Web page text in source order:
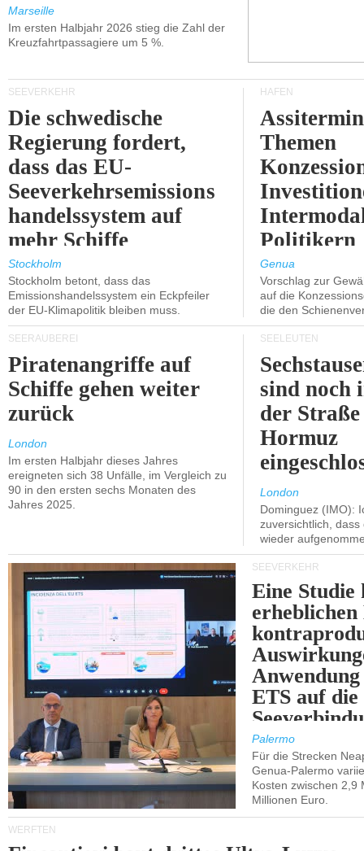
Marseille
Im ersten Halbjahr 2026 stieg die Zahl der
Kreuzfahrtpassagiere um 5 %.
SEEVERKEHR
Die schwedische
Regierung fordert,
dass das EU-
Seeverkehrsemissions
handelssystem auf
mehr Schiffe
ausgeweitet wird.
Stockholm
Stockholm betont, dass das
Emissionshandelssystem ein Eckpfeiler
der EU-Klimapolitik bleiben muss.
HÄFEN
Themen
Politikern
Genua
Vorschlag zur
auf die
die den
SEERÄUBEREI
Piratenangriffe auf
Schiffe gehen weiter
zurück
London
Im ersten Halbjahr dieses Jahres
ereigneten sich 38 Unfälle, im Vergleich zu
90 in den ersten sechs Monaten des
Jahres 2025.
SEELEUTEN
sind noch
der
Hormuz
London
Dominguez (IMO):
zuversichtlich,
wieder
SEEVERKEHR
Eine Studie
ETS auf die
Palermo
Für die Strecken
Genua-Palermo
Kosten zwischen 2,9
Millionen Euro.
WERFTEN